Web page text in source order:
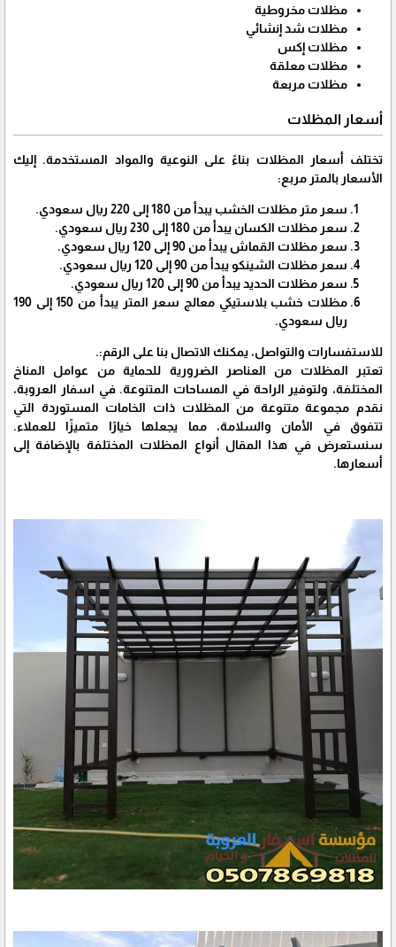
مظلات مخروطية
مظلات شد إنشائي
مظلات إكس
مظلات معلقة
مظلات مربعة
أسعار المظلات
تختلف أسعار المظلات بناءً على النوعية والمواد المستخدمة. إليك
الأسعار بالمتر مربع:
سعر متر مظلات الخشب يبدأ من 180 إلى 220 ريال سعودي.
سعر مظلات الكسان يبدأ من 180 إلى 230 ريال سعودي.
سعر مظلات القماش يبدأ من 90 إلى 120 ريال سعودي.
سعر مظلات الشينكو يبدأ من 90 إلى 120 ريال سعودي.
سعر مظلات الحديد يبدأ من 90 إلى 120 ريال سعودي.
مظلات خشب بلاستيكي معالج سعر المتر يبدأ من 150 إلى 190
ريال سعودي.
للاستفسارات والتواصل، يمكنك الاتصال بنا على الرقم:.
تعتبر المظلات من العناصر الضرورية للحماية من عوامل المناخ
المختلفة، ولتوفير الراحة في المساحات المتنوعة. في اسفار العروبة،
نقدم مجموعة متنوعة من المظلات ذات الخامات المستوردة التي
تتفوق في الأمان والسلامة، مما يجعلها خيارًا متميزًا للعملاء.
سنستعرض في هذا المقال أنواع المظلات المختلفة بالإضافة إلى
أسعارها.